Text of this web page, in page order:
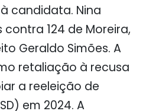
candidata. Nina
124 de Moreira,
Geraldo Simões. A
retaliação à recusa
a reeleição de
em 2024. A